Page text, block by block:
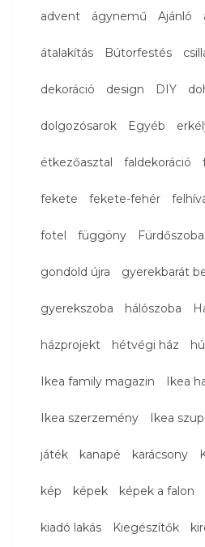
advent ágynemű Ajánló
átalakítás Bútorfestés
dekoráció design DIY
dolgozósarok Egyéb
étkezőasztal faldekoráció
fekete fekete-fehér
fotel függöny Fürdőszoba
gondold újra gyerekbarát
gyerekszoba hálószoba
házprojekt hétvégi ház
Ikea family magazin Ikea
Ikea szerzemény Ikea
játék kanapé karácsony
kép képek képek a falon
kiadó lakás Kiegészítők